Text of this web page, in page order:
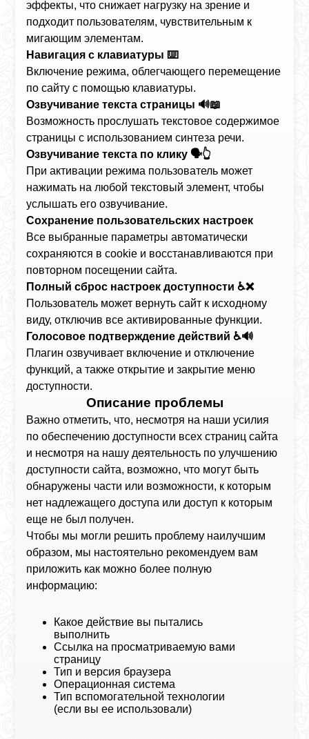
эффекты, что снижает нагрузку на зрение и
подходит пользователям, чувствительным к
мигающим элементам.
Навигация с клавиатуры ⌨️
Включение режима, облегчающего перемещение
по сайту с помощью клавиатуры.
Озвучивание текста страницы 🔊📖
Возможность прослушать текстовое содержимое
страницы с использованием синтеза речи.
Озвучивание текста по клику 🗣️👆
При активации режима пользователь может
нажимать на любой текстовый элемент, чтобы
услышать его озвучивание.
Сохранение пользовательских настроек
Все выбранные параметры автоматически
сохраняются в cookie и восстанавливаются при
повторном посещении сайта.
Полный сброс настроек доступности ♿❌
Пользователь может вернуть сайт к исходному
виду, отключив все активированные функции.
Голосовое подтверждение действий ♿🔊
Плагин озвучивает включение и отключение
функций, а также открытие и закрытие меню
доступности.
Описание проблемы
Важно отметить, что, несмотря на наши усилия
по обеспечению доступности всех страниц сайта
и несмотря на нашу деятельность по улучшению
доступности сайта, возможно, что могут быть
обнаружены части или возможности, к которым
нет надлежащего доступа или доступ к которым
еще не был получен.
Чтобы мы могли решить проблему наилучшим
образом, мы настоятельно рекомендуем вам
приложить как можно более полную
информацию:
Какое действие вы пытались
выполнить
Ссылка на просматриваемую вами
страницу
Тип и версия браузера
Операционная система
Тип вспомогательной технологии
(если вы ее использовали)